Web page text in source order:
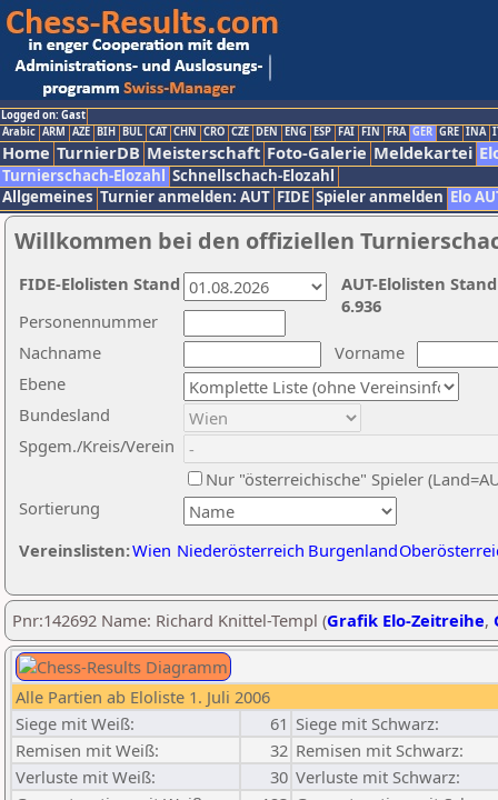
Logged on: Gast
Arabic ARM AZE BIH BUL CAT CHN CRO CZE DEN ENG ESP FAI FIN FRA GER GRE INA
Home TurnierDB Meisterschaft Foto-Galerie Meldekartei
Turnierschach-Elozahl Schnellschach-Elozahl
Allgemeines Turnier anmelden: AUT FIDE Spieler anmelden Elo
Willkommen bei den offiziellen
Nachname
Vorname
Ebene
Sortierung
Personennummer
Bundesland
Spgem./Kreis/Verein
Nur "österreichische" Spieler
Vereinslisten:Wien Niederösterreich Burgenland
AUT-Elolisten
6.936
FIDE-Elolisten Stand
Pnr:142692 Name: Richard Knittel-Templ (Grafik Elo-Zeitreihe,
Alle Partien ab Eloliste 1. Juli 2006
Siege mit Weiß:
61 Siege mit Schwarz:
Remisen mit Weiß:
32 Remisen mit Schwarz:
Verluste mit Weiß:
30 Verluste mit Schwarz: